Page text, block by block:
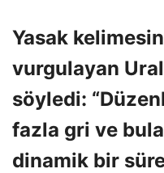
Yasak
vurgulayan
söyledi:
fazla gri ve
dinamik bir